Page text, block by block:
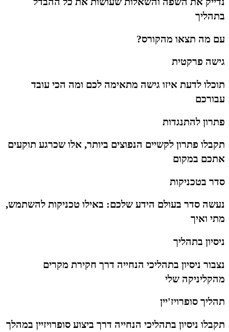
בתהליך
עם מה תצאו מהקורס?
גישה פרקטית
תוכלו לדעת איזו גישה מתאימה לכם ומה הכי עובד
עבורכם
פתרון להתנגדות
תקבלו פתרון לקשיים הנפוצים ביותר, אלו שכרגע תוקעים
אתכם במקום
סדר בטכניקות
נעשה סדר בעולם הידע שלכם: באילו טכניקות להשתמש,
מתי ואיך
ניסיון בתהליך
נצבור ניסיון בתהליכי הנחייה דרך חקירת מקרים
מהקליניקה שלי
תהליך סופרויז'יין
תקבלו ניסיון בתהליכי הנחייה דרך ביצוע סופרויזיין במהלך